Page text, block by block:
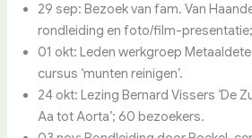
29 sep: Bezoek van fam. Van
rondleiding en foto/film-
01 okt: Leden werkgroep
cursus ‘munten reinigen’.
24 okt: Lezing Bernard Vissers ‘De
Aa tot Aorta’; 60 bezoekers.